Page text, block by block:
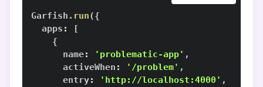
Garfish . run({
  apps
:
[
{
      name
: 'problematic-app' ,
      activeWhen
: '/problem' ,
      entry
: 'http://localhost:4000' ,